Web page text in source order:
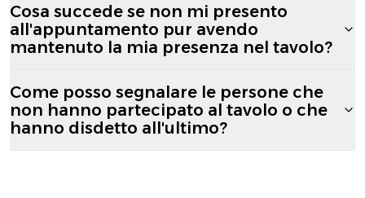
Cosa succede se non mi presento
all'appuntamento pur avendo
mantenuto la mia presenza nel tavolo?
Come posso segnalare le persone che
non hanno partecipato al tavolo o che
hanno disdetto all'ultimo?